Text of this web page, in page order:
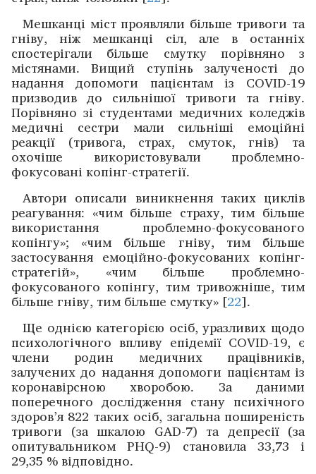
Мешканці міст проявляли більше тривоги та
гніву, ніж мешканці сіл, але в останніх
спостерігали більше смутку порівняно з
містянами. Вищий ступінь залученості до
надання допомоги пацієнтам із COVID-19
призводив до сильнішої тривоги та гніву.
Порівняно зі студентами медичних коледжів
медичні сестри мали сильніші ­емоційні
реакції (тривога, страх, смуток, гнів) та
охочіше використовували проблемно-
фокусовані копінг-стратегії.
Автори описали виникнення таких циклів
реагування: «чим більше страху, тим більше
використання проблемно-­фокусованого
копінгу»; «чим більше гніву, тим більше
застосування емоційно-фокусованих копінг-
стратегій», «чим більше проблемно-
фокусованого копінгу, тим тривожніше, тим
більше гніву, тим більше смутку» [22].
Ще однією категорією осіб, уразливих щодо
психологічного впливу епідемії COVID-19, є
члени родин медичних працівників,
залучених до надання допомоги пацієнтам із
коронавірсною хворобою. За даними
поперечного дослід­жен­ня стану психічного
здоров’я 822 таких осіб, загальна поширеність
тривоги (за шкалою GAD-7) та депресії (за
опитувальником PHQ-9) становила 33,73 і
29,35 % відповідно.